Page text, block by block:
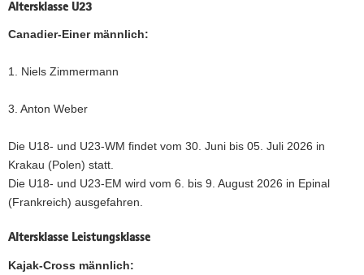
Altersklasse U23
Canadier-Einer männlich:
1. Niels Zimmermann
3. Anton Weber
Die U18- und U23-WM findet vom 30. Juni bis 05. Juli 2026 in
Krakau (Polen) statt.
Die U18- und U23-EM wird vom 6. bis 9. August 2026 in Epinal
(Frankreich) ausgefahren.
Altersklasse Leistungsklasse
Kajak-Cross männlich: